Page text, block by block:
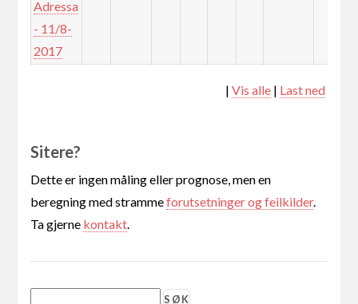
Adressa
- 11/8-
2017
|Vis alle | Last ned
Sitere?
Dette er ingen måling eller prognose, men en
beregning med strammeforutsetninger og feilkilder.
Ta gjerne kontakt.